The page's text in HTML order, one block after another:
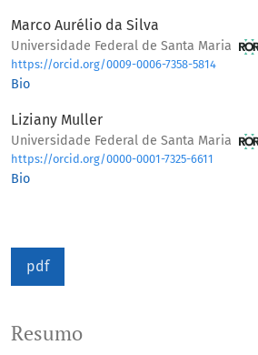
Marco Aurélio da Silva
Universidade Federal de Santa Maria
https://orcid.org/0009-0006-7358-5814
Bio
Liziany Muller
Universidade Federal de Santa Maria
https://orcid.org/0000-0001-7325-6611
Bio
pdf
Resumo